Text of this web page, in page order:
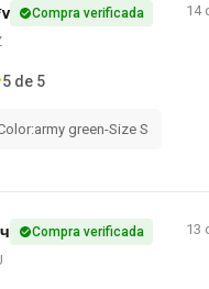
Compra verificada 14
5 de 5
green-Size S
Compra verificada 13